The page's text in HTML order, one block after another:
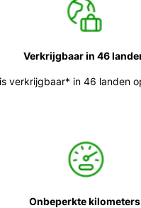
Verkrijgbaar in 46
verkrijgbaar* in 46 landen
Onbeperkte kilometers